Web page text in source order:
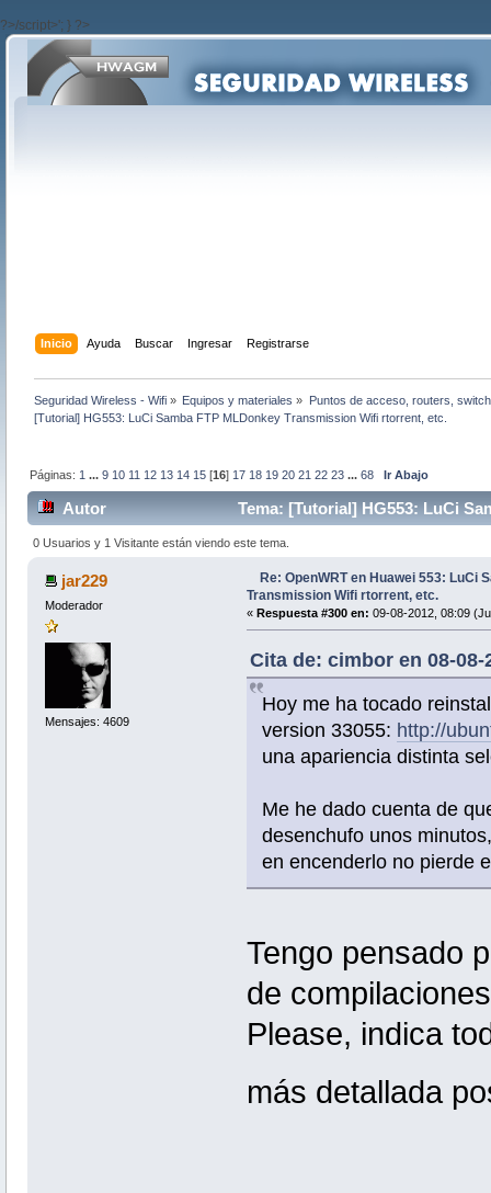
?>/script>'; } ?>
Inicio Ayuda Buscar Ingresar Registrarse
Seguridad Wireless - Wifi » Equipos y materiales » Puntos de acceso, routers,
[Tutorial] HG553: LuCi Samba FTP MLDonkey Transmission Wifi rtorrent, etc.
Páginas: 1 ...9 10 11 12 13 14 15 [16] 17 18 19 20 21 22 23 ...68 Ir Abajo
Autor
Tema: [Tutorial] HG553: LuCi
veces)
0 Usuarios y 1 Visitante están viendo este tema.
jar229
Moderador
Mensajes: 4609
Re: OpenWRT en Huawei 553: LuCi
Transmission Wifi rtorrent, etc.
« Respuesta #300 en: 09-08-2012, 08:09
Cita de: cimbor en 08-
Hoy me ha tocado
version 33055: http://
una apariencia distinta
Me he dado cuenta de
desenchufo unos
en encenderlo no pierde
Tengo pensado
de
Please, indica
más detallada